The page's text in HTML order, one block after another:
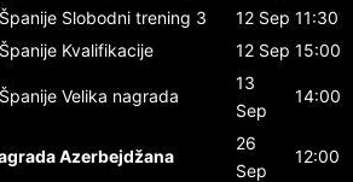
Slobodni trening 3 12 Sep 11:30
Kvalifikacije 12 Sep 15:00
Velika nagrada
13
Sep
14:00
Azerbejdžana
26
Sep
12:00